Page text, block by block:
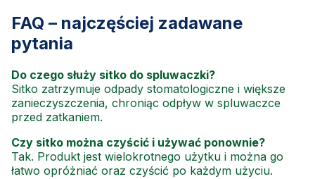
FAQ – najczęściej zadawane
pytania
Do czego służy sitko do spluwaczki?
Sitko zatrzymuje odpady stomatologiczne i większe
zanieczyszczenia, chroniąc odpływ w spluwaczce
przed zatkaniem.
Czy sitko można czyścić i używać ponownie?
Tak. Produkt jest wielokrotnego użytku i można go
łatwo opróżniać oraz czyścić po każdym użyciu.